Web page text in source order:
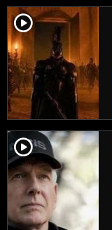
player2
player2